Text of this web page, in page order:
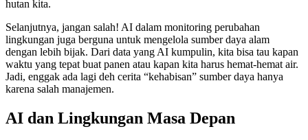
hutan kita.
Selanjutnya, jangan salah! AI dalam monitoring perubahan
lingkungan juga berguna untuk mengelola sumber daya alam
dengan lebih bijak. Dari data yang AI kumpulin, kita bisa tau kapan
waktu yang tepat buat panen atau kapan kita harus hemat-hemat air.
Jadi, enggak ada lagi deh cerita “kehabisan” sumber daya hanya
karena salah manajemen.
AI dan Lingkungan Masa Depan